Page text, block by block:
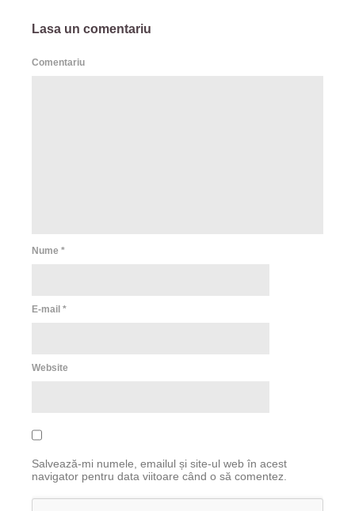
Lasa un comentariu
Comentariu
Nume *
E-mail *
Website
Salvează-mi numele, emailul și site-ul web în acest
navigator pentru data viitoare când o să comentez.